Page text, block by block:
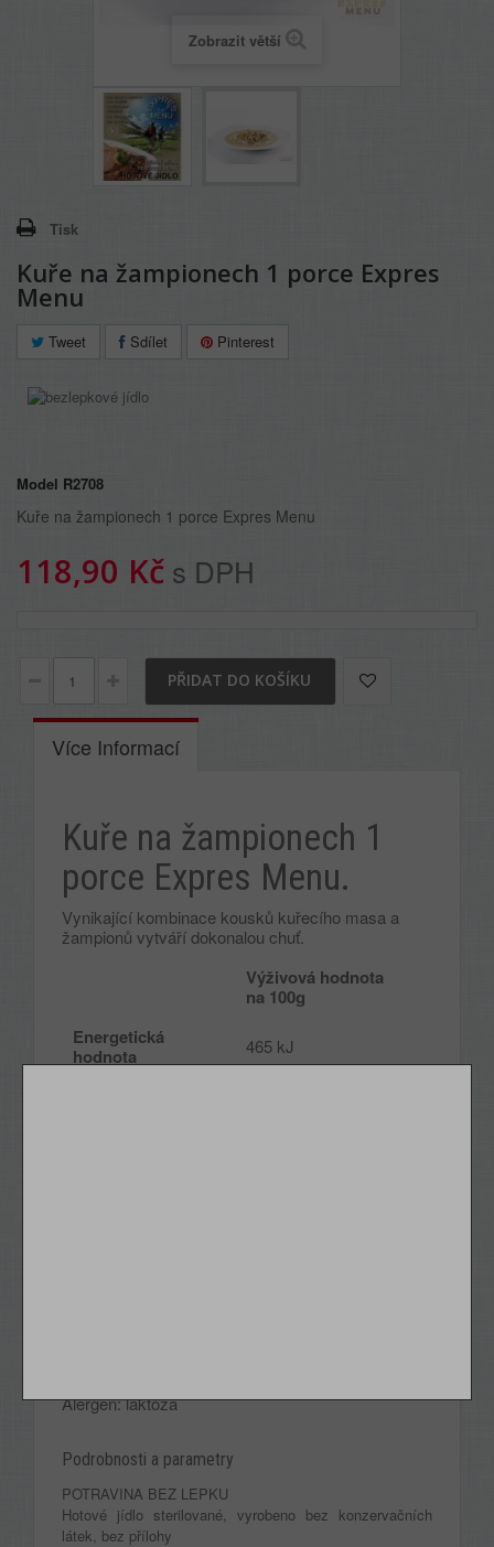
Zobrazit větší
Tisk
Kuře na žampionech 1 porce Expres
Menu
Tweet Sdílet Pinterest
Model R2708
Kuře na žampionech 1 porce Expres Menu
118,90 Kč s DPH
PŘIDAT DO KOŠÍKU
Více Informací
Kuře na žampionech 1
porce Expres Menu.
Vynikající kombinace kousků kuřecího masa a
žampionů vytváří dokonalou chuť.
Výživová hodnota
na 100g
Energetická
hodnota
465 kJ
Alergen: laktóza
Podrobnosti a parametry
POTRAVINA BEZ LEPKU
Hotové jídlo sterilované, vyrobeno bez konzervačních
látek, bez přílohy